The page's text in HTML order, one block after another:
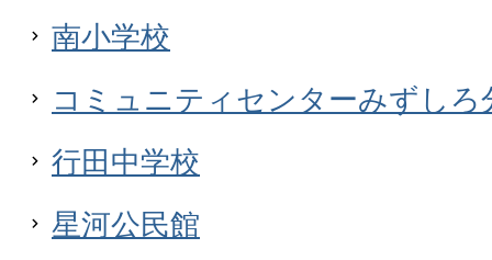
南小学校
コミュニティセンターみずしろ
行田中学校
星河公民館